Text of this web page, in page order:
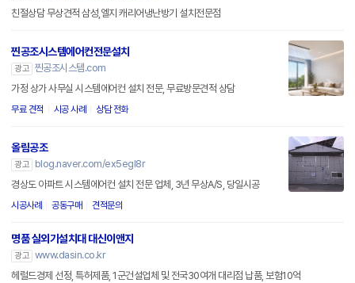
친절상담 무상견적 삼성,엘지 캐리어냉난방기 설치전문점
찐공조시스템에어컨전문설치
광고 찐공조시스템.com
가정 상가 사무실 시스템에어컨 설치 전문, 무료방문견적 상담
무료 견적 시공 사례 상담 전화
올림공조
광고
blog.naver.com/ex5egl8r
경상도 아파트 시스템에어컨 설치 전문 업체, 3년 무상A/S, 당일시공
시공사례 공동구매 견적문의
명품 실외기설치대 대신이앤지
광고 www.dasin.co.kr
헤럴드경제 선정, 특허제품, 1군건설업체 및 전국30여개 대리점 납품, 보험10억